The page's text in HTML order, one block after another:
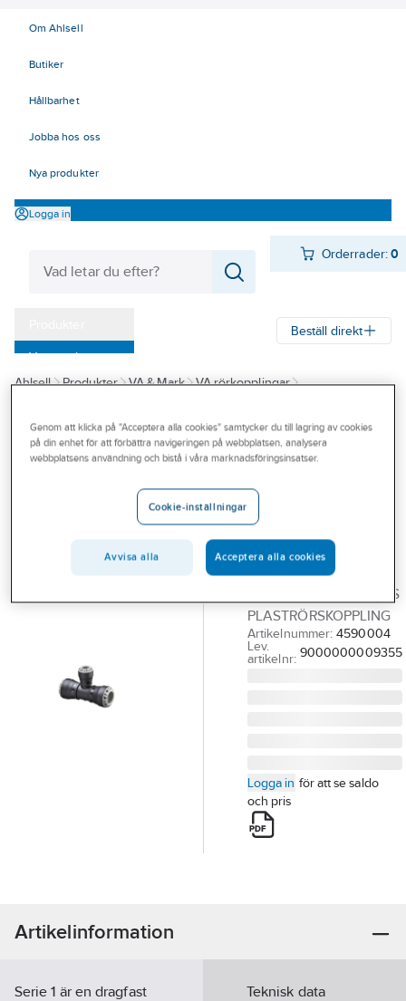
Om Ahlsell
Butiker
Hållbarhet
Jobba hos oss
Nya produkter
Logga in
Orderrader:0
Varumärken
Kampanjer
Outlet
Branscher
Beställ direkt
Ahlsell Produkter VA & Mark
VA rörkopplingar
PLASSON
Ulefos 1034 T-
koppling 90°
förminskat
avstick
63/32/63 T-RÖR
PLASSON 1034 ULEFOS
PLASTRÖRSKOPPLING
Artikelnummer: 4590004
Lev.
artikelnr: 9000000009355
Logga in för att se saldo
och pris
Artikelinformation
Serie 1 är en dragfast
Teknisk data
Genom att klicka på "Acceptera alla cookies" samtycker du till lagring av cookies
på din enhet för att förbättra navigeringen på webbplatsen, analysera
webbplatsens användning och bistå i våra marknadsföringsinsatser.
Cookie-inställningar
Avvisa alla Acceptera alla cookies